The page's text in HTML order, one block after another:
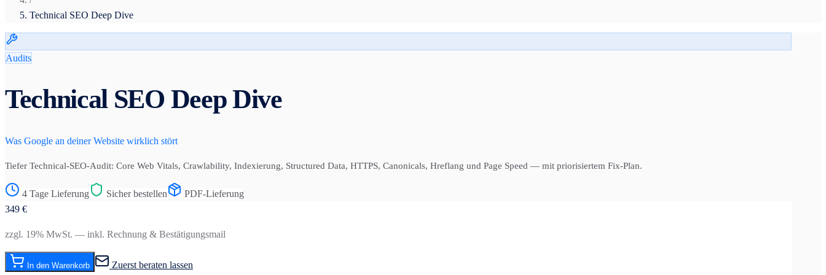
Technical SEO Deep Dive
Audits
Technical SEO Deep Dive
Was Google an deiner Website wirklich stört
Tiefer Technical-SEO-Audit: Core Web Vitals, Crawlability, Indexierung, Structured Data, HTTPS, Canonicals, Hreflang und Page Speed — mit priorisiertem Fix-Plan.
4 Tage Lieferung Sicher bestellen
PDF-Lieferung
349 €
zzgl. 19% MwSt. — inkl. Rechnung & Bestätigungsmail
In den Warenkorb Zuerst beraten lassen